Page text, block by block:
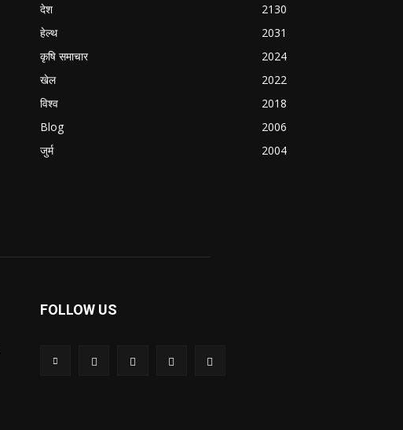
देश
2130
हेल्थ
2031
कृषि समाचार
2024
खेल
2022
विश्व
2018
Blog
2006
जुर्म
2004
FOLLOW US